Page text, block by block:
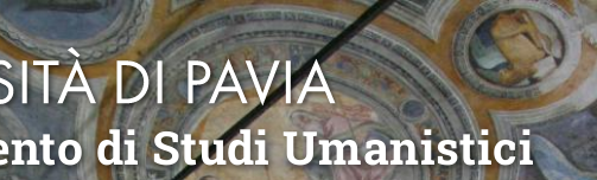
di Studi Umanistici